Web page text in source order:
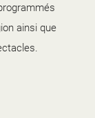
ainsi que